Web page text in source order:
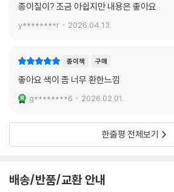
종이질이? 조금 아쉽지만 내용은 좋아요
y********r 2026.04.13.
종이책 구매
좋아요 색이 좀 너무 환한느낌
g********6 2026.02.01.
한줄평 전체보기
배송/반품/교환 안내